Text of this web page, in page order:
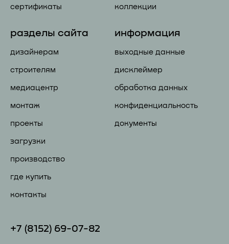
сертификаты коллекции
разделы сайта
дизайнерам
строителям
медиацентр
монтаж
проекты
загрузки
производство
где купить
контакты
информация
выходные данные
дисклеймер
обработка данных
конфиденциальность
документы
+7 (81 52) 69-07-82